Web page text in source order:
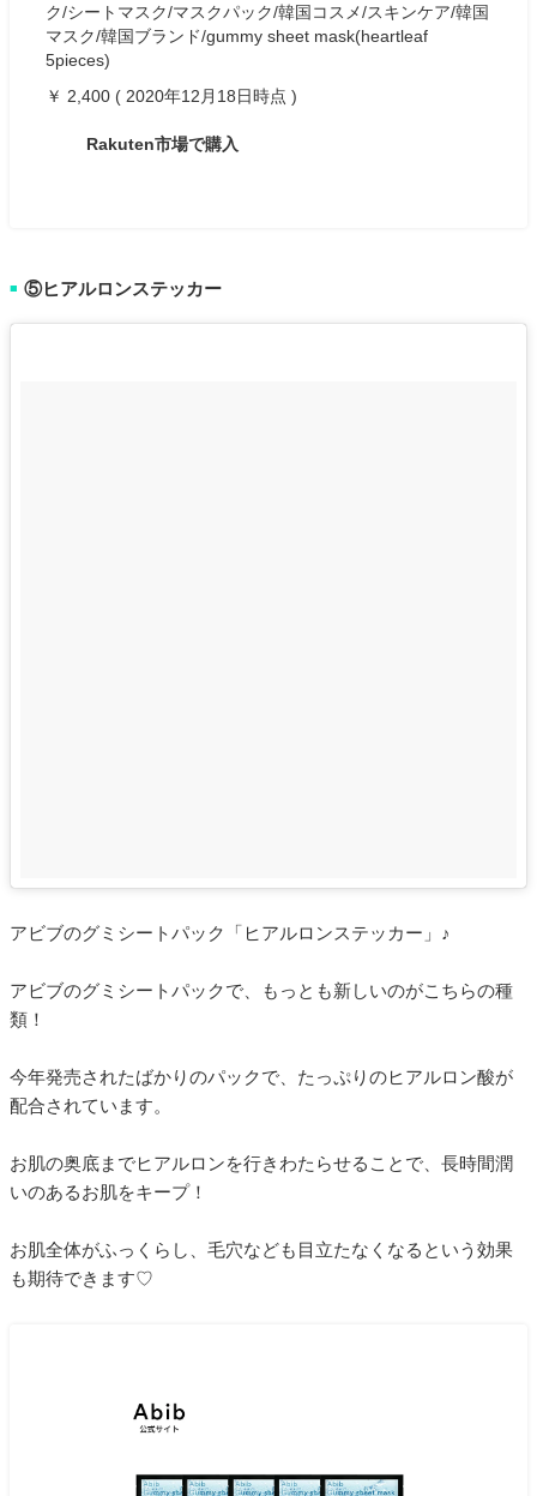
ク/シートマスク/マスクパック/韓国コスメ/スキンケア/韓国
マスク/韓国ブランド/gummy sheet mask(heartleaf
5pieces)
￥ 2,400 ( 2020年12月18日時点 )
Rakuten市場で購入
■ ⑤ヒアルロンステッカー
アビブのグミシートパック「ヒアルロンステッカー」♪
アビブのグミシートパックで、もっとも新しいのがこちらの種
類！
今年発売されたばかりのパックで、たっぷりのヒアルロン酸が
配合されています。
お肌の奥底までヒアルロンを行きわたらせることで、長時間潤
いのあるお肌をキープ！
お肌全体がふっくらし、毛穴なども目立たなくなるという効果
も期待できます♡